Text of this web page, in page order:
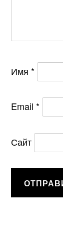
Имя *
Email *
Сайт